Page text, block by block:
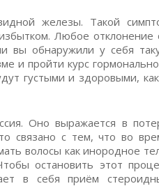
железы. Такой
Любое отклонение
вы обнаружили у себя
и пройти курс
густыми и здоровыми,
Оно выражается в
связано с тем, что во
волосы как инородное
остановить этот
в себя приём